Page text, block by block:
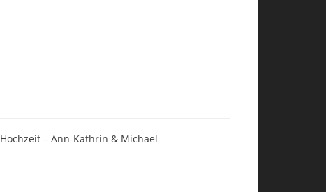
Hochzeit – Ann-Kathrin & Michael